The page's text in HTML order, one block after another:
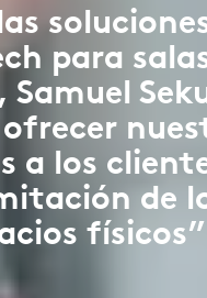
para
Samuel
a los
de